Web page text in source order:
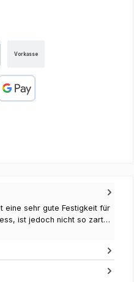
Lastschrift
Vorkasse
eine sehr gute Festigkeit für
ist jedoch nicht so zart…